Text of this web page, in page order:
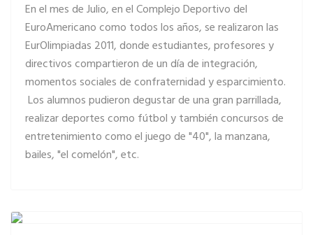
En el mes de Julio, en el Complejo Deportivo del
EuroAmericano como todos los años, se realizaron las
EurOlimpiadas 2011, donde estudiantes, profesores y
directivos compartieron de un día de integración,
momentos sociales de confraternidad y esparcimiento.
Los alumnos pudieron degustar de una gran parrillada,
realizar deportes como fútbol y también concursos de
entretenimiento como el juego de "40", la manzana,
bailes, "el comelón", etc.